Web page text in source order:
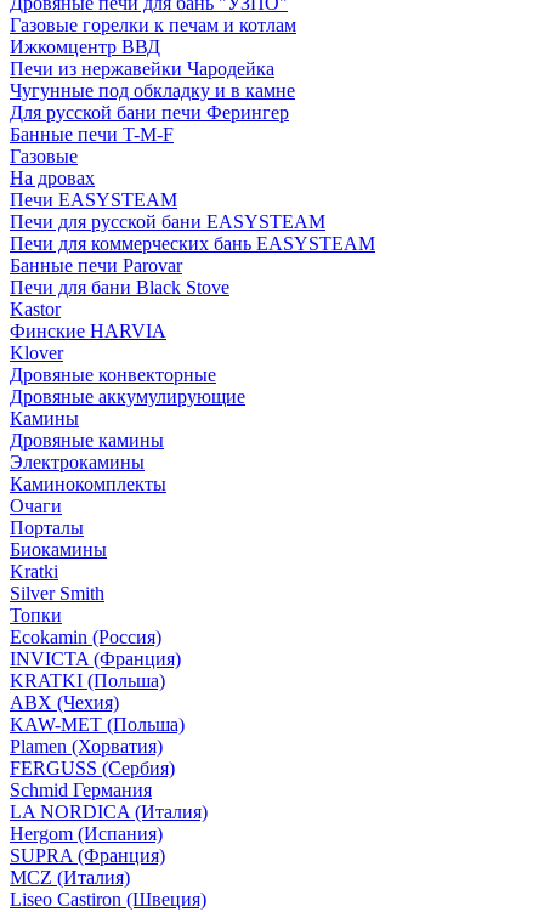
Газовые горелки к печам и котлам
Ижкомцентр ВВД
Печи из нержавейки Чародейка
Чугунные под обкладку и в камне
Для русской бани печи Ферингер
Банные печи T-M-F
Газовые
На дровах
Печи EASYSTEAM
Печи для русской бани EASYSTEAM
Печи для коммерческих бань EASYSTEAM
Банные печи Parovar
Печи для бани Black Stove
Kastor
Финские HARVIA
Klover
Дровяные конвекторные
Дровяные аккумулирующие
Камины
Дровяные камины
Электрокамины
Каминокомплекты
Очаги
Порталы
Биокамины
Kratki
Silver Smith
Топки
Ecokamin (Россия)
INVICTA (Франция)
KRATKI (Польша)
ABX (Чехия)
KAW-MET (Польша)
Plamen (Хорватия)
FERGUSS (Сербия)
Schmid Германия
LA NORDICA (Италия)
Hergom (Испания)
SUPRA (Франция)
MCZ (Италия)
Liseo Castiron (Швеция)